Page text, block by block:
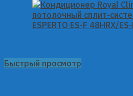
Быстрый просмотр